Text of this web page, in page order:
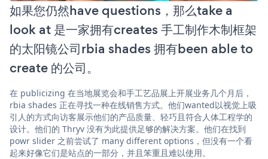
如果您仍然have questions，那么take a
look at 是一家拥有creates 手工制作木制框架
的太阳镜公司rbia shades 拥有been able to
create 的公司。
在 publicizing 在当地展览会和手工艺品展上开展业务几个月后，
rbia shades 正在寻找一种在线销售方式。他们wanted以视觉上吸
引人的方式向访客展示他们的产品质量、轻巧且符合人体工程学的
设计。他们的 Thryv 没有为此提供足够的解决方案。他们在找到
powr slider 之前尝试了 many different options，但没有一个看
起来好像它们是站点的一部分，并且笨重且难以使用。